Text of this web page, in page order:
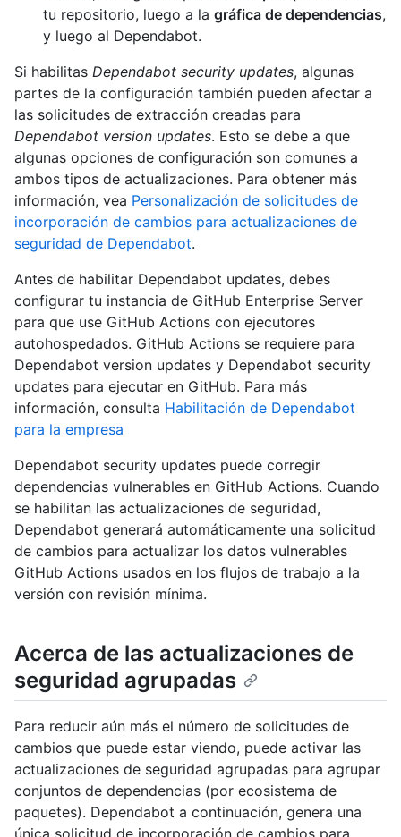
tu repositorio, luego a la gráfica de dependencias,
y luego al Dependabot.
Si habilitas Dependabot security updates, algunas
partes de la configuración también pueden afectar a
las solicitudes de extracción creadas para
Dependabot version updates. Esto se debe a que
algunas opciones de configuración son comunes a
ambos tipos de actualizaciones. Para obtener más
información, vea Personalización de solicitudes de
incorporación de cambios para actualizaciones de
seguridad de Dependabot.
Antes de habilitar Dependabot updates, debes
configurar tu instancia de GitHub Enterprise Server
para que use GitHub Actions con ejecutores
autohospedados. GitHub Actions se requiere para
Dependabot version updates y Dependabot security
updates para ejecutar en GitHub. Para más
información, consulta Habilitación de Dependabot
para la empresa
Dependabot security updates puede corregir
dependencias vulnerables en GitHub Actions. Cuando
se habilitan las actualizaciones de seguridad,
Dependabot generará automáticamente una solicitud
de cambios para actualizar los datos vulnerables
GitHub Actions usados en los flujos de trabajo a la
versión con revisión mínima.
Acerca de las actualizaciones de
seguridad agrupadas
Para reducir aún más el número de solicitudes de
cambios que puede estar viendo, puede activar las
actualizaciones de seguridad agrupadas para agrupar
conjuntos de dependencias (por ecosistema de
paquetes). Dependabot a continuación, genera una